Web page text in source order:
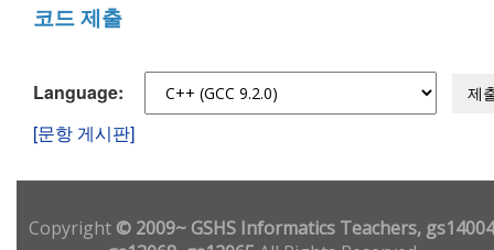
코드 제출
Language: 제
[문항 게시판]
Copyright© 2009~ GSHS Informatics Teachers,